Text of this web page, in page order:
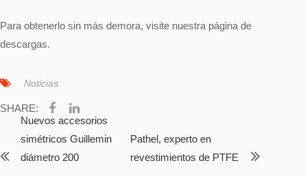
Para obtenerlo sin más demora, visite nuestra página de
descargas.
Noticias
SHARE:
Nuevos accesorios
simétricos Guillemin
diámetro 200
Pathel, experto en
revestimientos de PTFE